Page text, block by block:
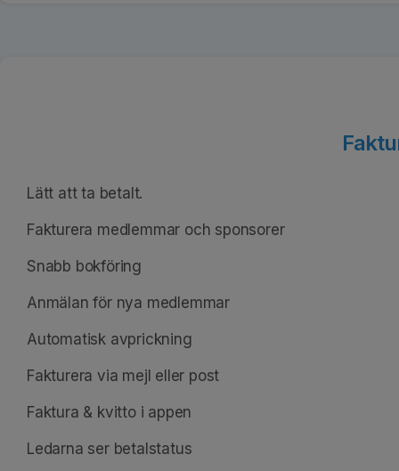
Lätt att ta betalt.
Fakturera medlemmar och sponsorer
Snabb bokföring
Anmälan för nya medlemmar
Automatisk avprickning
Fakturera via mejl eller post
Faktura & kvitto i appen
Ledarna ser betalstatus